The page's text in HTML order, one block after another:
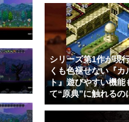
シリーズ第1作が現
くも色褪せない『
ト』遊びやすい機能
て“原典”に触れるの